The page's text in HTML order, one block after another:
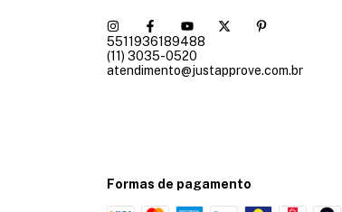
5511936189488
(11) 3035-0520
atendimento@justapprove.com.br
Formas de pagamento